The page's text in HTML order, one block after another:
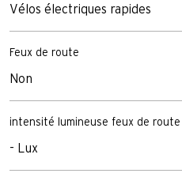
Vélos électriques rapides
Feux de route
Non
intensité lumineuse feux de route
- Lux